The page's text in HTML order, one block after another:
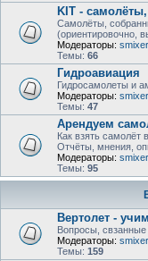
KIT -
Самолёты,
(ориентировочно,
Модераторы: smixer
Темы: 66
Гидроавиация
Гидросамолеты и
Модераторы: smixer
Темы: 47
Арендуем
Как взять самолёт
Отчёты, мнения,
Модераторы: smixer
Темы: 95
Вертолет -
Вопросы, свзанные
Модераторы: smixer
Темы: 159